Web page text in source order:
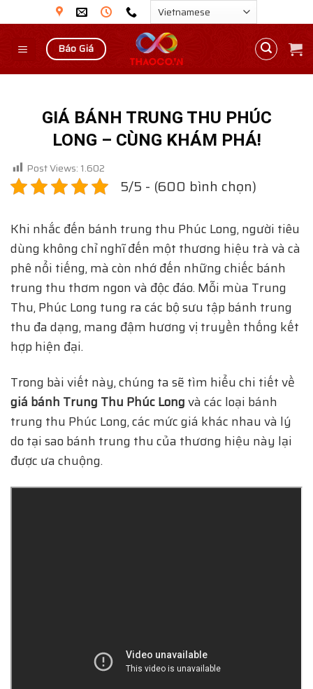
to
content
Báo Giá
GIÁ BÁNH TRUNG THU PHÚC
LONG – CÙNG KHÁM PHÁ!
Post Views: 1.602
5/5 - (600 bình chọn)
Khi nhắc đến bánh trung thu Phúc Long, người tiêu
dùng không chỉ nghĩ đến một thương hiệu trà và cà
phê nổi tiếng, mà còn nhớ đến những chiếc bánh
trung thu thơm ngon và độc đáo. Mỗi mùa Trung
Thu, Phúc Long tung ra các bộ sưu tập bánh trung
thu đa dạng, mang đậm hương vị truyền thống kết
hợp hiện đại.
Trong bài viết này, chúng ta sẽ tìm hiểu chi tiết về
giá bánh Trung Thu Phúc Longvà các loại bánh
trung thu Phúc Long, các mức giá khác nhau và lý
do tại sao bánh trung thu của thương hiệu này lại
được ưa chuộng.